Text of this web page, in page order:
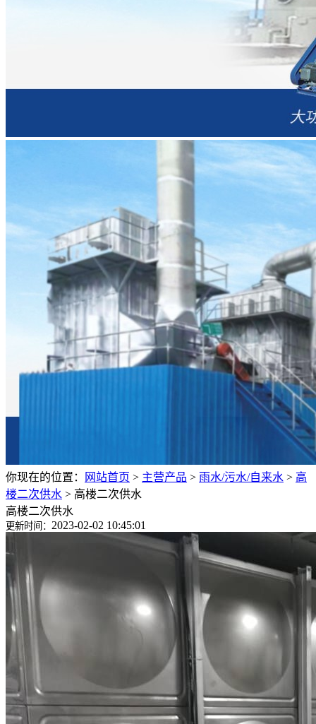
你现在的位置： 网站首页 > 主营产品 > 雨水/污水/自来水 > 高
楼二次供水 > 高楼二次供水
高楼二次供水
更新时间： 2023-02-02 10:45:01